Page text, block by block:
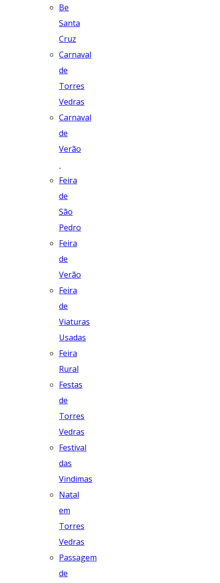
Be
Santa
Cruz
Carnaval
de
Torres
Vedras
Carnaval
de
Verão
Feira
de
São
Pedro
Feira
de
Verão
Feira
de
Viaturas
Usadas
Feira
Rural
Festas
de
Torres
Vedras
Festival
das
Vindimas
Natal
em
Torres
Vedras
Passagem
de